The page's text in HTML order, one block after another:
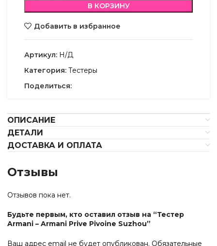
В КОРЗИНУ
Добавить в избранное
Артикул: Н/Д
Категория: Тестеры
Поделиться:
ОПИСАНИЕ
ДЕТАЛИ
ДОСТАВКА И ОПЛАТА
Отзывы
Отзывов пока нет.
Будьте первым, кто оставил отзыв на “Тестер
Armani – Armani Prive Pivoine Suzhou”
Ваш адрес email не будет опубликован. Обязательные